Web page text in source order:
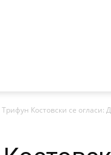
Трифун Костовски се огласи: